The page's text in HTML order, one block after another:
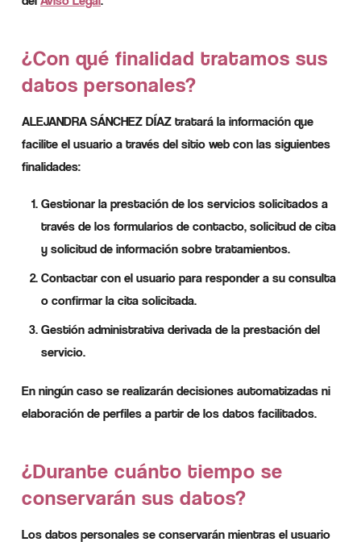
¿Con qué finalidad tratamos sus
datos personales?
ALEJANDRA SÁNCHEZ DÍAZ tratará la información que
facilite el usuario a través del sitio web con las siguientes
finalidades:
Gestionar la prestación de los servicios solicitados a
través de los formularios de contacto, solicitud de cita
y solicitud de información sobre tratamientos.
Contactar con el usuario para responder a su consulta
o confirmar la cita solicitada.
Gestión administrativa derivada de la prestación del
servicio.
En ningún caso se realizarán decisiones automatizadas ni
elaboración de perfiles a partir de los datos facilitados.
¿Durante cuánto tiempo se
conservarán sus datos?
Los datos personales se conservarán mientras el usuario